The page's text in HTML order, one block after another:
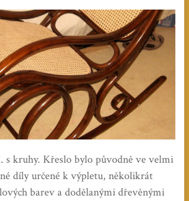
s kruhy. Křeslo bylo původně ve velmi
díly určené k výpletu, několikrát
barev a dodělanými dřevěnými